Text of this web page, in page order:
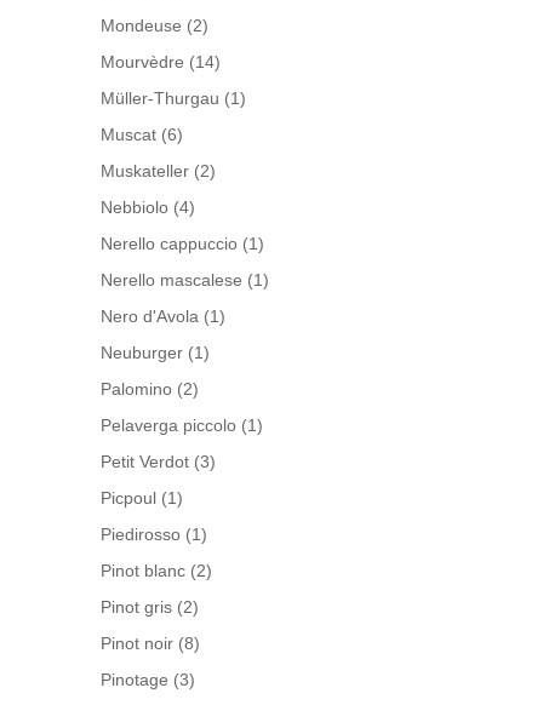
Mondeuse (2)
Mourvèdre (14)
Müller-Thurgau (1)
Muscat (6)
Muskateller (2)
Nebbiolo (4)
Nerello cappuccio (1)
Nerello mascalese (1)
Nero d'Avola (1)
Neuburger (1)
Palomino (2)
Pelaverga piccolo (1)
Petit Verdot (3)
Picpoul (1)
Piedirosso (1)
Pinot blanc (2)
Pinot gris (2)
Pinot noir (8)
Pinotage (3)